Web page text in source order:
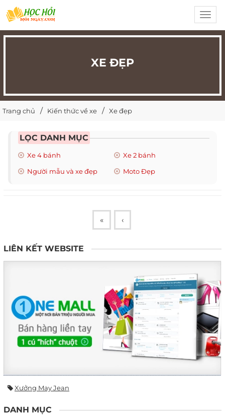
XE ĐẸP
Trang chủ Kiến thức về xe Xe đẹp
LỌC DANH MỤC
Xe 4 bánh
Xe 2 bánh
Người mẫu và xe đẹp
Moto Đẹp
« ‹
LIÊN KẾT WEBSITE
Xưởng May Jean
DANH MỤC